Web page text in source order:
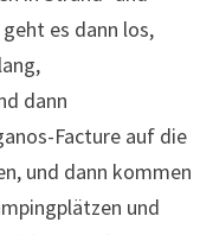
es dann los,
dann
Facture auf die
und dann kommen
und